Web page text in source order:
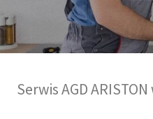
Serwis AGD